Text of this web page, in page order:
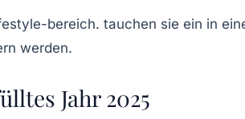
Jahr 2025